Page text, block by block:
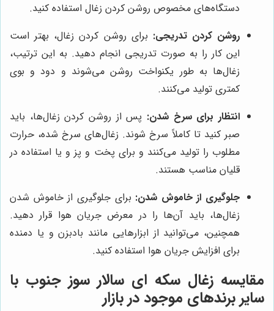
دستگاه‌های مخصوص روشن کردن زغال استفاده کنید.
روشن کردن تدریجی: برای روشن کردن زغال، بهتر است
این کار را به صورت تدریجی انجام دهید. به این ترتیب،
زغال‌ها به طور یکنواخت روشن می‌شوند و دود و بوی
کمتری تولید می‌کنند.
انتظار برای سرخ شدن: پس از روشن کردن زغال‌ها، باید
صبر کنید تا کاملاً سرخ شوند. زغال‌های سرخ شده، حرارت
مطلوب را تولید می‌کنند و برای پخت و پز و یا استفاده در
قلیان مناسب هستند.
جلوگیری از خاموش شدن: برای جلوگیری از خاموش شدن
زغال‌ها، باید آن‌ها را در معرض جریان هوا قرار دهید.
همچنین، می‌توانید از ابزارهایی مانند بادبزن و یا دمنده
برای افزایش جریان هوا استفاده کنید.
مقایسه زغال سکه ای سالار سوز جنوب با
سایر برندهای موجود در بازار